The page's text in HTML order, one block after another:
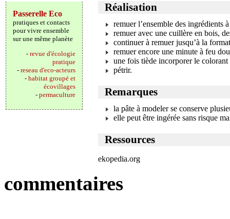
Passerelle Eco
pratiques et contacts
pour vivre ensemble
sur une même planète
- revue d'écologie
pratique
- reseau d'eco-acteurs
- habitat groupé et
écovillages
- permaculture
Réalisation
remuer l’ensemble des ingrédients
remuer avec une cuillère en bois,
continuer à remuer jusqu’à la
remuer encore une minute à feu
une fois tiède incorporer le colorant
pétrir.
Remarques
la pâte à modeler se conserve
elle peut être ingérée sans risque
Ressources
ekopedia.org
commentaires